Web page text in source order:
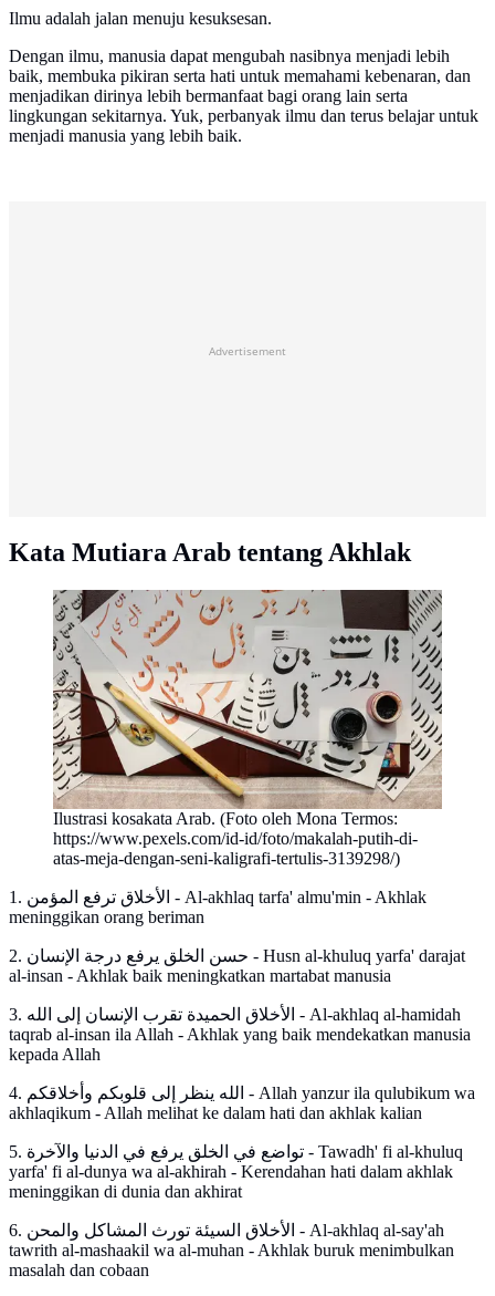
Ilmu adalah jalan menuju kesuksesan.
Dengan ilmu, manusia dapat mengubah nasibnya menjadi lebih
baik, membuka pikiran serta hati untuk memahami kebenaran, dan
menjadikan dirinya lebih bermanfaat bagi orang lain serta
lingkungan sekitarnya. Yuk, perbanyak ilmu dan terus belajar untuk
menjadi manusia yang lebih baik.
Advertisement
Kata Mutiara Arab tentang Akhlak
Ilustrasi kosakata Arab. (Foto oleh Mona Termos:
https://www.pexels.com/id-id/foto/makalah-putih-di-
atas-meja-dengan-seni-kaligrafi-tertulis-3139298/)
1. الأخلاق ترفع المؤمن - Al-akhlaq tarfa' almu'min - Akhlak
meninggikan orang beriman
2. حسن الخلق يرفع درجة الإنسان - Husn al-khuluq yarfa' darajat
al-insan - Akhlak baik meningkatkan martabat manusia
3. الأخلاق الحميدة تقرب الإنسان إلى الله - Al-akhlaq al-hamidah
taqrab al-insan ila Allah - Akhlak yang baik mendekatkan manusia
kepada Allah
4. الله ينظر إلى قلوبكم وأخلاقكم - Allah yanzur ila qulubikum wa
akhlaqikum - Allah melihat ke dalam hati dan akhlak kalian
5. تواضع في الخلق يرفع في الدنيا والآخرة - Tawadh' fi al-khuluq
yarfa' fi al-dunya wa al-akhirah - Kerendahan hati dalam akhlak
meninggikan di dunia dan akhirat
6. الأخلاق السيئة تورث المشاكل والمحن - Al-akhlaq al-say'ah
tawrith al-mashaakil wa al-muhan - Akhlak buruk menimbulkan
masalah dan cobaan